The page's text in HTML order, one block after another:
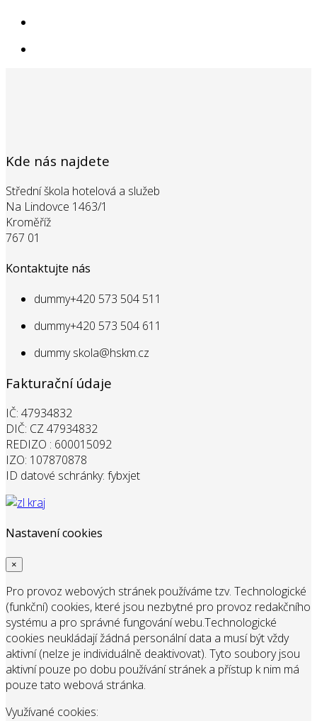
Kde nás najdete
Střední škola hotelová a služeb
Na Lindovce 1463/1
Kroměříž
767 01
Kontaktujte nás
dummy+420 573 504 511
dummy+420 573 504 611
dummyskola@hskm.cz
Fakturační údaje
IČ: 47934832
DIČ: CZ 47934832
REDIZO : 600015092
IZO: 107870878
ID datové schránky: fybxjet
Nastavení cookies
×
Pro provoz webových stránek používáme tzv. Technologické
(funkční) cookies, které jsou nezbytné pro provoz redakčního
systému a pro správné fungování webu.Technologické
cookies neukládají žádná personální data a musí být vždy
aktivní (nelze je individuálně deaktivovat). Tyto soubory jsou
aktivní pouze po dobu používání stránek a přístup k nim má
pouze tato webová stránka.
Využívané cookies: